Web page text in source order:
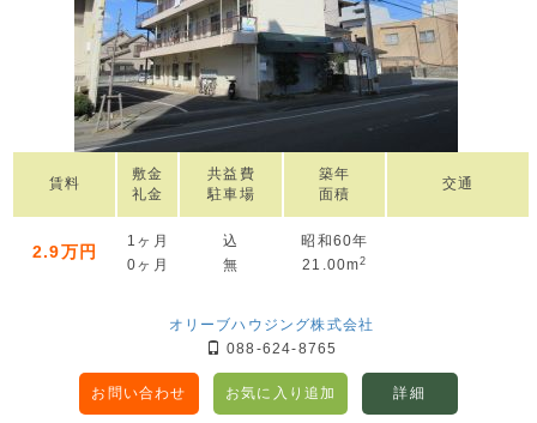
賃料
敷金
礼金
共益費
駐車場
築年
面積
交通
2.9万円
1ヶ月
0ヶ月
込
無
昭和60年
21.00m2
オリーブハウジング株式会社
088-624-8765
お問い合わせ お気に入り追加 詳細